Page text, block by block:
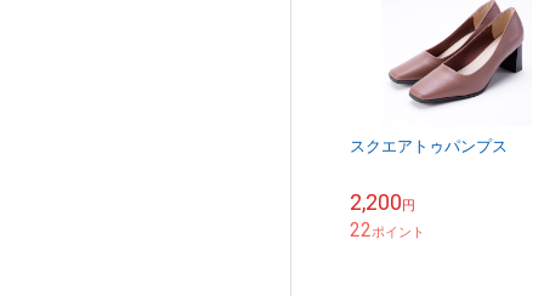
スクエアトゥパンプス
2,200円
22ポイント